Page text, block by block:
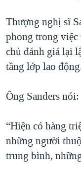
Thượng nghị sĩ
phong trong việc
chủ đánh giá lại
tầng lớp lao
Ông Sanders nói:
“Hiện có hàng
những người
trung bình,